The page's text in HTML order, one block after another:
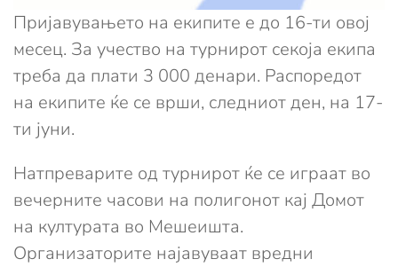
Пријавувањето на екипите е до 16-ти овој
месец. За учество на турнирот секоја екипа
треба да плати 3 000 денари. Распоредот
на екипите ќе се врши, следниот ден, на 17-
ти јуни.
Натпреварите од турнирот ќе се играат во
вечерните часови на полигонот кај Домот
на културата во Мешеишта.
Организаторите најавуваат вредни